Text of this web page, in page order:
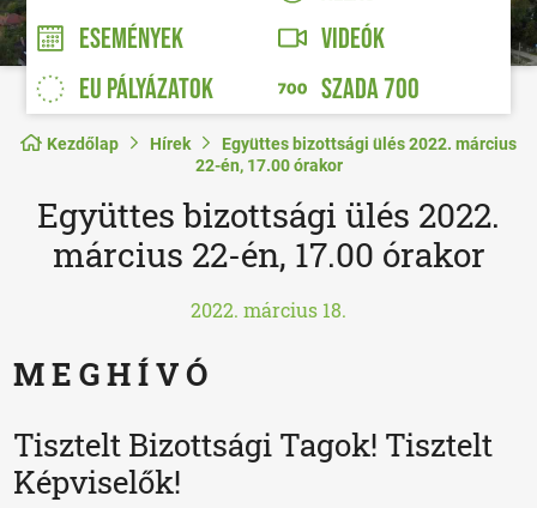
ESEMÉNYEK
VIDEÓK
EU PÁLYÁZATOK
SZADA 700
Kezdőlap Hírek
Együttes bizottsági ülés 2022. március
22-én, 17.00 órakor
Együttes bizottsági ülés 2022.
március 22-én, 17.00 órakor
2022. március 18.
M E G H Í V Ó
Tisztelt Bizottsági Tagok! Tisztelt
Képviselők!